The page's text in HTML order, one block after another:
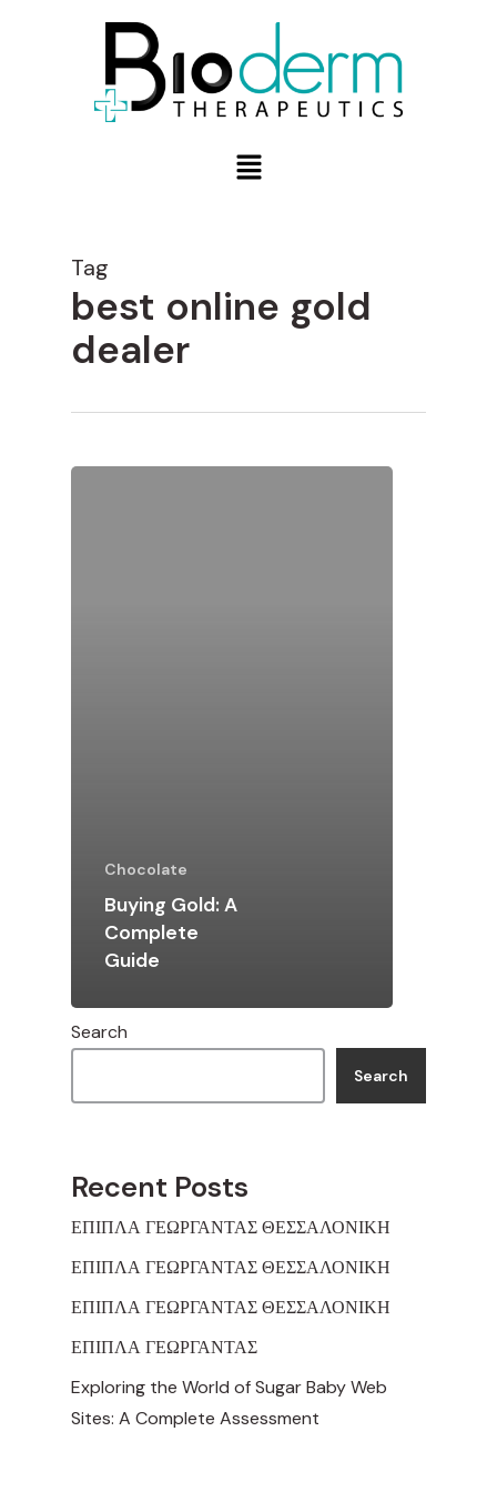
Tag
best online gold
dealer
Chocolate
Buying Gold: A
Complete
Guide
Search
Search
Recent Posts
ΕΠΙΠΛΑ ΓΕΩΡΓΑΝΤΑΣ ΘΕΣΣΑΛΟΝΙΚΗ
ΕΠΙΠΛΑ ΓΕΩΡΓΑΝΤΑΣ ΘΕΣΣΑΛΟΝΙΚΗ
ΕΠΙΠΛΑ ΓΕΩΡΓΑΝΤΑΣ ΘΕΣΣΑΛΟΝΙΚΗ
ΕΠΙΠΛΑ ΓΕΩΡΓΑΝΤΑΣ
Exploring the World of Sugar Baby Web
Sites: A Complete Assessment